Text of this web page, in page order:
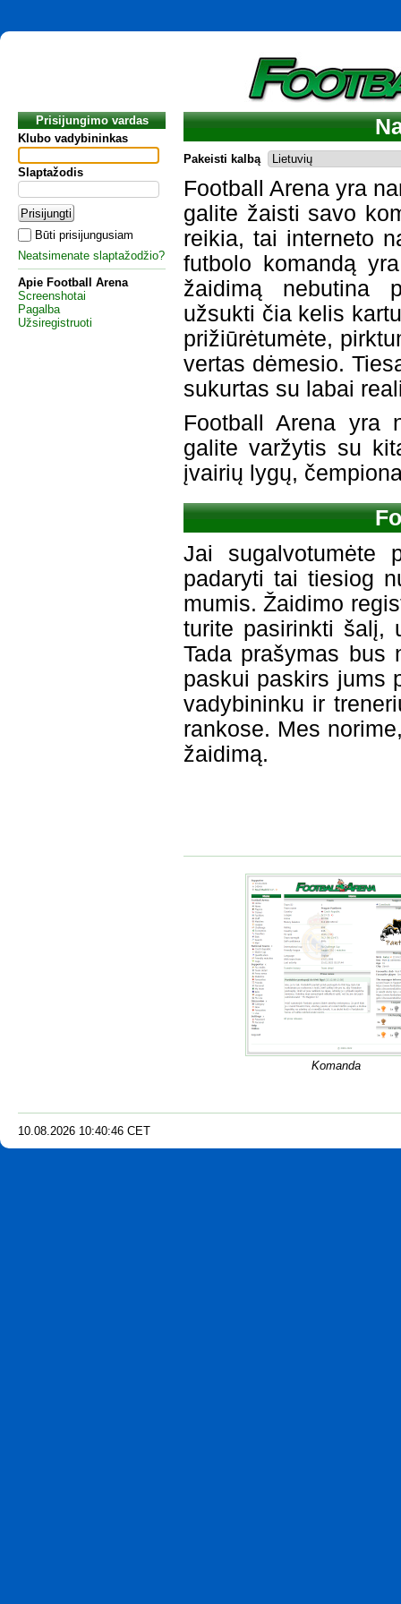
Prisijungimo vardas
Klubo vadybininkas
Slaptažodis
Būti prisijungusiam
Neatsimenate slaptažodžio?
Apie Football Arena
Screenshotai
Pagalba
Užsiregistruoti
Pakeisti kalbą
Football Arena yra
galite žaisti savo
reikia, tai interneto
futbolo komandą
žaidimą nebutina
užsukti čia kelis
prižiūrėtumėte,
vertas dėmesio.
sukurtas su labai
Football Arena yra
galite varžytis su
įvairių lygų,
Jai sugalvotumėte
padaryti tai tiesiog
mumis. Žaidimo
turite pasirinkti šalį,
Tada prašymas bus
paskui paskirs jums
vadybininku ir
rankose. Mes
žaidimą.
Komanda
10.08.2026 10:40:47 CET